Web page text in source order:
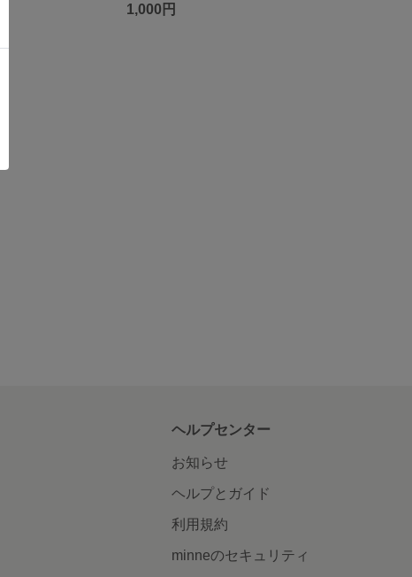
1,000円
ヘルプセンター
お知らせ
ヘルプとガイド
利用規約
minneのセキュリティ